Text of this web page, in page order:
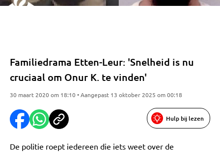
Familiedrama Etten-Leur: 'Snelheid is nu
cruciaal om Onur K. te vinden'
30 maart 2020 om 18:10 • Aangepast 13 oktober 2025 om 00:18
Hulp bij lezen
De politie roept iedereen die iets weet over de